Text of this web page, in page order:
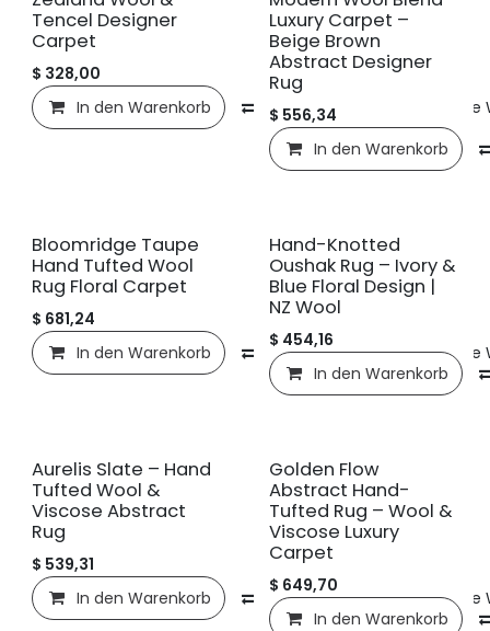
Tencel Designer
Carpet
$ 328,00
In den Warenkorb
Vergleichen Auf
Luxury Carpet –
Beige Brown
Abstract Designer
Rug
$ 556,34
In den Warenkorb
Neu!
Bloomridge Taupe
Hand Tufted Wool
Rug Floral Carpet
$ 681,24
In den Warenkorb
Vergleichen Auf die
Neu!
Hand-Knotted
Oushak Rug – Ivory &
Blue Floral Design |
NZ Wool
$ 454,16
In den Warenkorb
Neu!
Aurelis Slate – Hand
Tufted Wool &
Viscose Abstract
Rug
$ 539,31
In den Warenkorb
Vergleichen Auf die
Neu!
Golden Flow
Abstract Hand-
Tufted Rug – Wool &
Viscose Luxury
Carpet
$ 649,70
In den Warenkorb